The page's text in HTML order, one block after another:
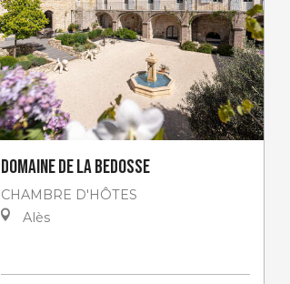
Domaine de la Bedosse
CHAMBRE D'HÔTES
Alès